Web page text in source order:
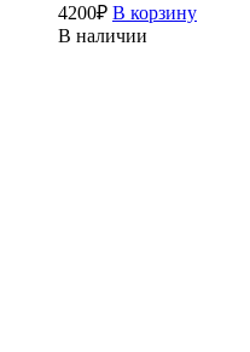
4200₽ В корзину
В наличии